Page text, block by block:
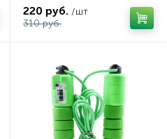
220 руб. /шт
310 руб.